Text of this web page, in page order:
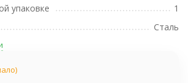
упаковке
1
Сталь